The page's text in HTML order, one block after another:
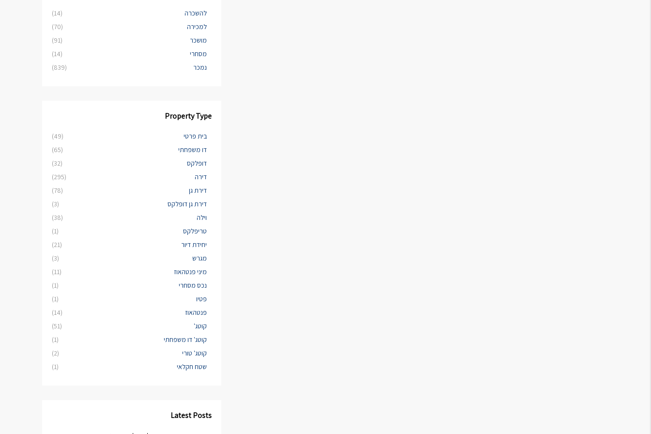
להשכרה
(14)
למכירה
(70)
מושכר
(91)
מסחרי
(14)
נמכר
(839)
Property Type
בית פרטי
(49)
דו משפחתי
(65)
דופלקס
(32)
דירה
(295)
דירת גן
(78)
דירת גן דופלקס
(3)
וילה
(38)
טריפלקס
(1)
יחידת דיור
(21)
מגרש
(3)
מיני פנטהאוז
(11)
נכס מסחרי
(1)
פטיו
(1)
פנטהאוז
(14)
קוטג'
(51)
קוטג' דו משפחתי
(1)
קוטג' טורי
(2)
שטח חקלאי
(1)
Latest Posts